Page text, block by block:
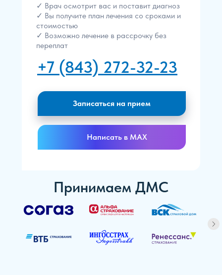
✓ Врач осмотрит вас и поставит диагноз
✓ Вы получите план лечения со сроками и
стоимостью
✓ Возможно лечение в рассрочку без
переплат
+7 (843) 272-32-23
Записаться на прием
Написать в MAX
Принимаем ДМС